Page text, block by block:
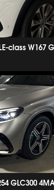
class W167
GLC300